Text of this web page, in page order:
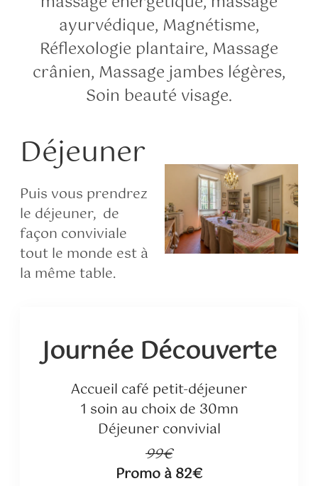
ayurvédique, Magnétisme,
Réflexologie plantaire, Massage
crânien, Massage jambes légères,
Soin beauté visage.
Déjeuner
Puis vous prendrez
le déjeuner, de
façon conviviale
tout le monde est à
la même table.
Journée Découverte
Accueil café petit-déjeuner
1 soin au choix de 30mn
Déjeuner convivial
99€
Promo à 82€